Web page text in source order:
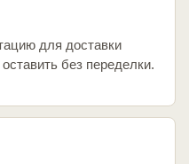
для доставки
без переделки.